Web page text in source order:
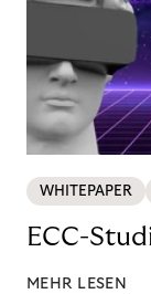
WHITEPAPER
ECC-
MEHR LESEN